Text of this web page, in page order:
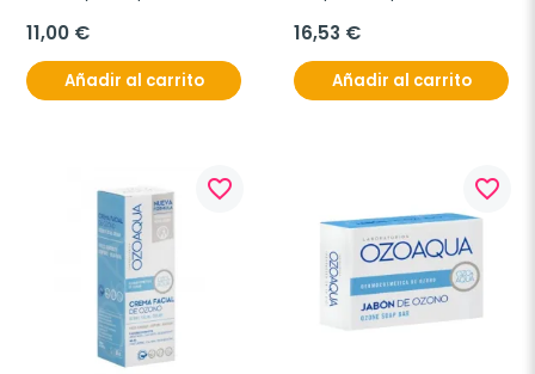
11,00 €
Añadir al carrito
16,53 €
Añadir al carrito
favorite_border favorite_border